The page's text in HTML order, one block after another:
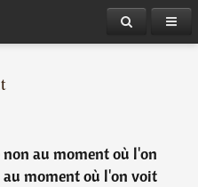
non au moment où l'on
moment où l'on voit